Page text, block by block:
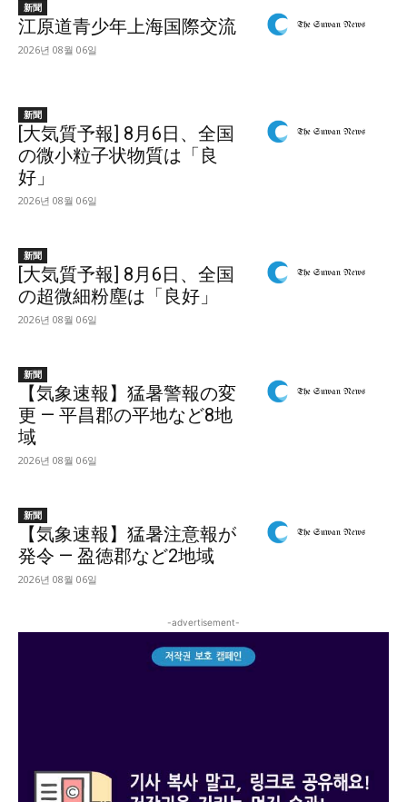
新聞
江原道青少年上海国際交流
2026년 08월 06일
新聞
[大気質予報] 8月6日、全国
の微小粒子状物質は「良
好」
2026년 08월 06일
新聞
[大気質予報] 8月6日、全国
の超微細粉塵は「良好」
2026년 08월 06일
新聞
【気象速報】猛暑警報の変
更 — 平昌郡の平地など8地
域
2026년 08월 06일
新聞
【気象速報】猛暑注意報が
発令 — 盈徳郡など2地域
2026년 08월 06일
-advertisement-